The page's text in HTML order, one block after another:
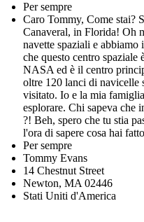
Per sempre
Caro Tommy, Come stai?
Canaveral, in Florida! Oh
navette spaziali e
che questo centro
NASA ed è il centro
oltre 120 lanci di navicelle
visitato. Io e la mia
esplorare. Chi sapeva che
?! Beh, spero che tu stia
l'ora di sapere cosa hai
Per sempre
Tommy Evans
14 Chestnut Street
Newton, MA 02446
Stati Uniti d'America